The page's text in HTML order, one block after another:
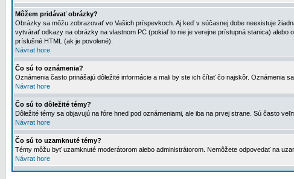
Môžem pridávať obrázky?
Obrázky sa môžu zobrazovať vo Vašich príspevkoch. Aj keď v súčasnej dobe neexistuje
vytvárať odkazy na obrázky na vlastnom PC (pokiaľ to nie je verejne prístupná stanica)
príslušné HTML (ak je povolené).
Návrat hore
Čo sú to oznámenia?
Oznámenia často prinášajú dôležité informácie a mali by ste ich čítať čo najskôr. Oznámenia
Návrat hore
Čo sú to dôležité témy?
Dôležité témy sa objavujú na fóre hned pod oznámeniami, ale iba na prvej strane. Sú často
Návrat hore
Čo sú to uzamknuté témy?
Témy môžu byť uzamknuté moderátorom alebo administrátorom. Nemôžete odpovedať na
Návrat hore